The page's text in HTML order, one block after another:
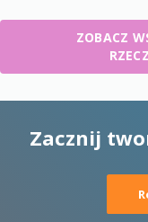
ZOBACZ
Zacznij